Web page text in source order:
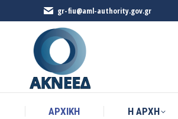
gr-fiu@aml-authority.gov.gr
ΑΡΧΙΚΉ Η ΑΡΧΗ
ΑΡΧΙΚΉ Η ΑΡΧΗ